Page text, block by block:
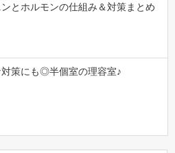
ンとホルモンの仕組み＆対策まとめ
対策にも◎半個室の理容室♪